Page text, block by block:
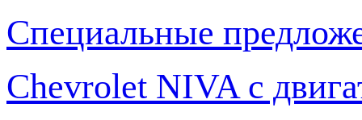
Специальные
Chevrolet NIVA с